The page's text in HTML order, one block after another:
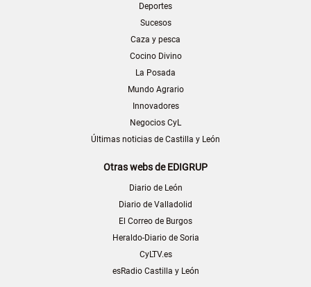
Deportes
Sucesos
Caza y pesca
Cocino Divino
La Posada
Mundo Agrario
Innovadores
Negocios CyL
Últimas noticias de Castilla y León
Otras webs de EDIGRUP
Diario de León
Diario de Valladolid
El Correo de Burgos
Heraldo-Diario de Soria
CyLTV.es
esRadio Castilla y León